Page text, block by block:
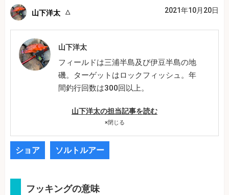
山下洋太 2021年10月20日
山下洋太
フィールドは三浦半島及び伊豆半島の地
磯。ターゲットはロックフィッシュ。年
間釣行回数は300回以上。
山下洋太の担当記事を読む
×閉じる
ショア ソルトルアー
フッキングの意味